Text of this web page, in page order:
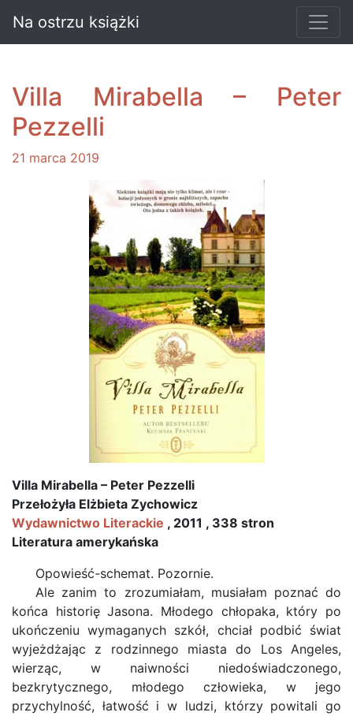
Na ostrzu książki
Villa Mirabella – Peter
Pezzelli
21 marca 2019
Villa Mirabella – Peter Pezzelli
Przełożyła Elżbieta Zychowicz
Wydawnictwo Literackie , 2011 , 338 stron
Literatura amerykańska
Opowieść-schemat. Pozornie.
Ale zanim to zrozumiałam, musiałam poznać do
końca historię Jasona. Młodego chłopaka, który po
ukończeniu wymaganych szkół, chciał podbić świat
wyjeżdżając z rodzinnego miasta do Los Angeles,
wierząc, w naiwności niedoświadczonego,
bezkrytycznego, młodego człowieka, w jego
przychylność, łatwość i w ludzi, którzy powitali go